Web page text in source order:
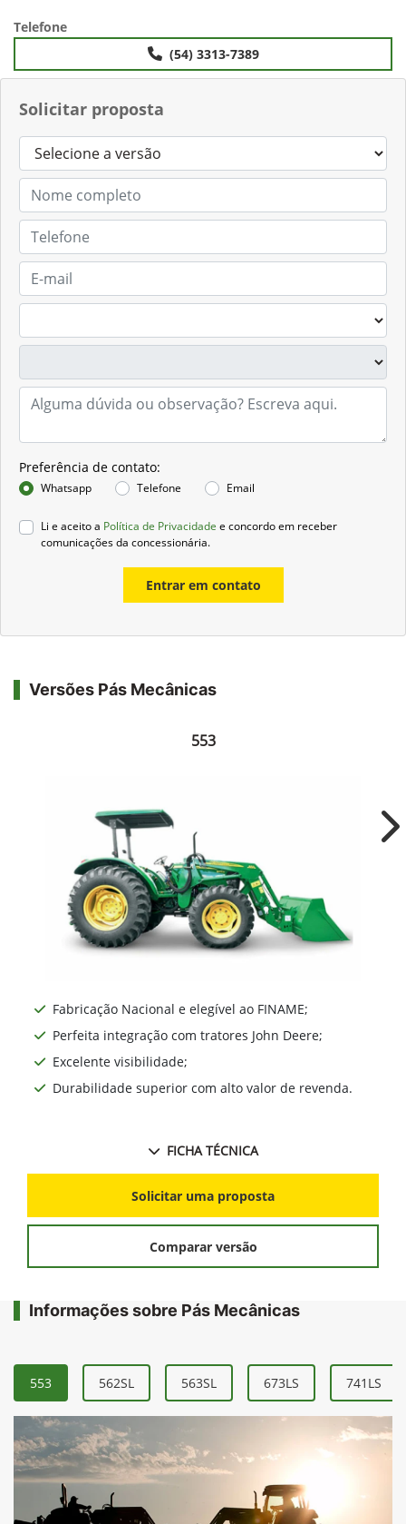
Solicitar proposta
Preferência de contato:
Whatsapp Telefone Email
Li e aceito a Política de Privacidade e concordo em receber
comunicações da concessionária.
Entrar em contato
Telefone
(54) 3313-7389
Versões Pás Mecânicas
553
Fabricação Nacional e elegível ao FINAME;
Perfeita integração com tratores John Deere;
Excelente visibilidade;
Durabilidade superior com alto valor de revenda.
FICHA TÉCNICA
Solicitar uma proposta
Comparar versão
Informações sobre Pás Mecânicas
553 562SL 563SL 673LS 741LS